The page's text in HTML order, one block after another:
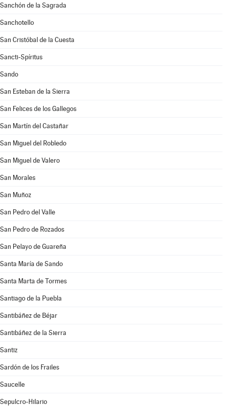
Sanchón de la Sagrada
Sanchotello
San Cristóbal de la Cuesta
Sancti-Spíritus
Sando
San Esteban de la Sierra
San Felices de los Gallegos
San Martín del Castañar
San Miguel del Robledo
San Miguel de Valero
San Morales
San Muñoz
San Pedro del Valle
San Pedro de Rozados
San Pelayo de Guareña
Santa María de Sando
Santa Marta de Tormes
Santiago de la Puebla
Santibáñez de Béjar
Santibáñez de la Sierra
Santiz
Sardón de los Frailes
Saucelle
Sepulcro-Hilario